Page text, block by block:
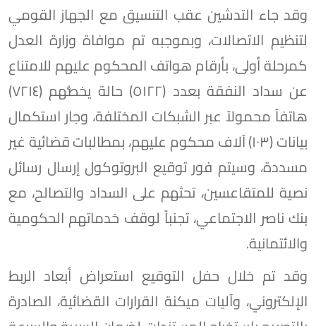
وقد جاء التدشين عقب التنسيق مع الجهاز القومي
لتنظيم الاتصالات، وبموجبه تم موافاة وزارة العدل
كمرحلة أولى، بأرقام هواتف المحكوم عليهم للامتناع
عن سداد النفقة بعدد (٥١٢٢) حالة يخصُّهم (٧٢١٤)
هاتفاً محمولاً عبر الشبكات المختلفة، وجار استكمال
بيانات (١٠٣) آلاف محكوم عليهم، بمطالبات قضائية غير
مسددة، وسيتم فور توقيع البروتوكول إرسال رسائل
نصية للمتقاعسين، تحثهم على السداد والتصالح، مع
بنك ناصر الاجتماعي، تجنباً لوقف خدماتهم الحكومية
والائتمانية.
وقد تم خلال حفل التوقيع استعراض أبعاد الربط
الإلكتروني، وآليات ميكنة القرارات القضائية، الصادرة